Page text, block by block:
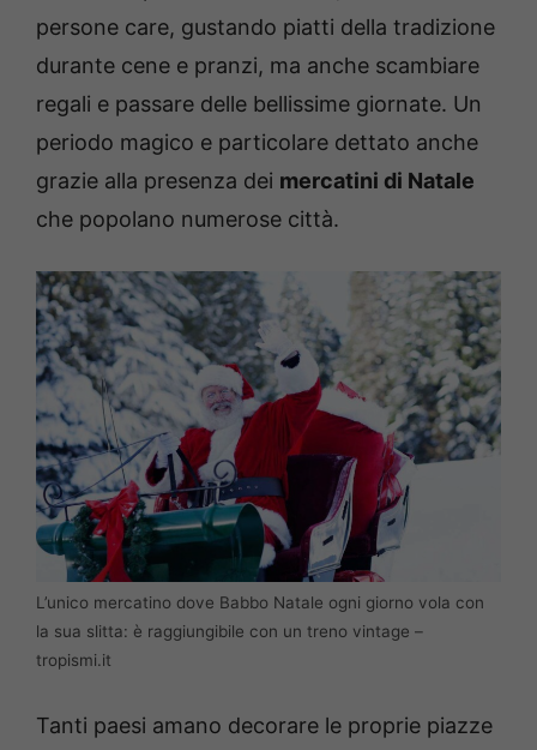
persone care, gustando piatti della tradizione
durante cene e pranzi, ma anche scambiare
regali e passare delle bellissime giornate. Un
periodo magico e particolare dettato anche
grazie alla presenza dei mercatini di Natale
che popolano numerose città.
L’unico mercatino dove Babbo Natale ogni giorno vola con
la sua slitta: è raggiungibile con un treno vintage –
tropismi.it
Tanti paesi amano decorare le proprie piazze